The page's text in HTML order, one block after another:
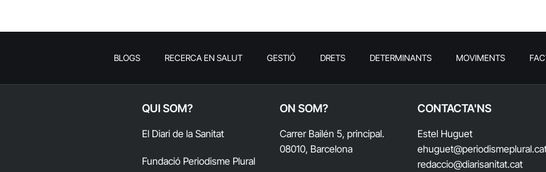
BLOGS RECERCA EN SALUT GESTIÓ DRETS DETERMINANTS MOVIMENTS
QUI SOM?
El Diari de la Sanitat
Fundació Periodisme Plural
ON SOM?
Carrer Bailén 5, principal.
08010, Barcelona
CONTACTA'NS
Estel Huguet
ehuguet
redaccio@diarisanitat.cat